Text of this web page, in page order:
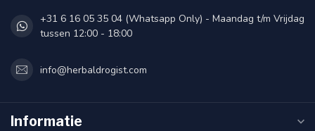
+31 6 16 05 35 04 (Whatsapp Only) - Maandag t/m Vrijdag
tussen 12:00 - 18:00
info@herbaldrogist.com
Informatie